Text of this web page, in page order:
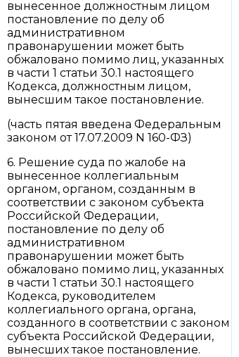
вынесенное должностным лицом
постановление по делу об
административном
правонарушении может быть
обжаловано помимо лиц, указанных
в части 1 статьи 30.1 настоящего
Кодекса, должностным лицом,
вынесшим такое постановление.
(часть пятая введена Федеральным
законом от 17.07.2009 N 160-ФЗ)
6. Решение суда по жалобе на
вынесенное коллегиальным
органом, органом, созданным в
соответствии с законом субъекта
Российской Федерации,
постановление по делу об
административном
правонарушении может быть
обжаловано помимо лиц, указанных
в части 1 статьи 30.1 настоящего
Кодекса, руководителем
коллегиального органа, органа,
созданного в соответствии с законом
субъекта Российской Федерации,
вынесших такое постановление.